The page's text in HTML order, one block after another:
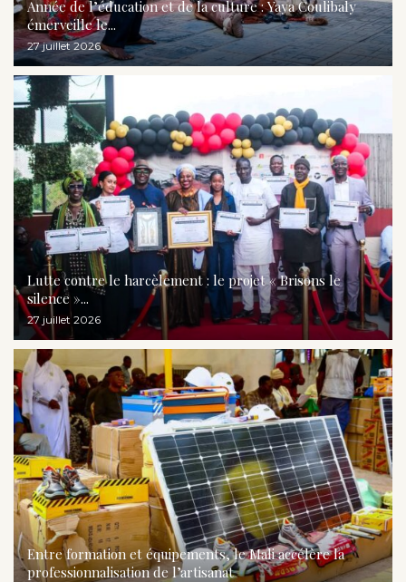
Année de l’éducation et de la culture : Yaya Coulibaly
émerveille le...
27 juillet 2026
Lutte contre le harcèlement : le projet « Brisons le
silence »...
27 juillet 2026
Entre formation et équipements, le Mali accélère la
professionnalisation de l’artisanat